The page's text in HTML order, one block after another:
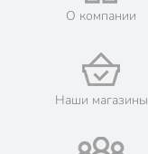
О компании
Наши магазины